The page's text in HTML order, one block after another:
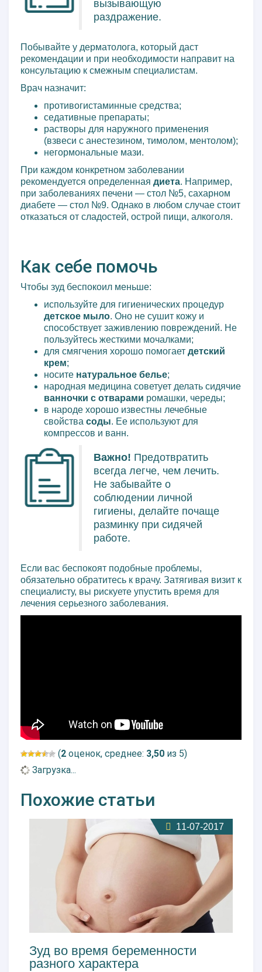
вызывающую
раздражение.
Побывайте у дерматолога, который даст
рекомендации и при необходимости направит на
консультацию к смежным специалистам.
Врач назначит:
противогистаминные средства;
седативные препараты;
растворы для наружного применения
(взвеси с анестезином, тимолом, ментолом);
негормональные мази.
При каждом конкретном заболевании
рекомендуется определенная диета. Например,
при заболеваниях печени — стол №5, сахарном
диабете — стол №9. Однако в любом случае стоит
отказаться от сладостей, острой пищи, алкоголя.
Как себе помочь
Чтобы зуд беспокоил меньше:
используйте для гигиенических процедур
детское мыло. Оно не сушит кожу и
способствует заживлению повреждений. Не
пользуйтесь жесткими мочалками;
для смягчения хорошо помогает детский
крем;
носите натуральное белье;
народная медицина советует делать сидячие
ванночки с отварами ромашки, череды;
в народе хорошо известны лечебные
свойства соды. Ее используют для
компрессов и ванн.
Важно! Предотвратить
всегда легче, чем лечить.
Не забывайте о
соблюдении личной
гигиены, делайте почаще
разминку при сидячей
работе.
Если вас беспокоят подобные проблемы,
обязательно обратитесь к врачу. Затягивая визит к
специалисту, вы рискуете упустить время для
лечения серьезного заболевания.
(2 оценок, среднее: 3,50 из 5)
Загрузка...
Похожие статьи
11-07-2017
Зуд во время беременности
разного характера